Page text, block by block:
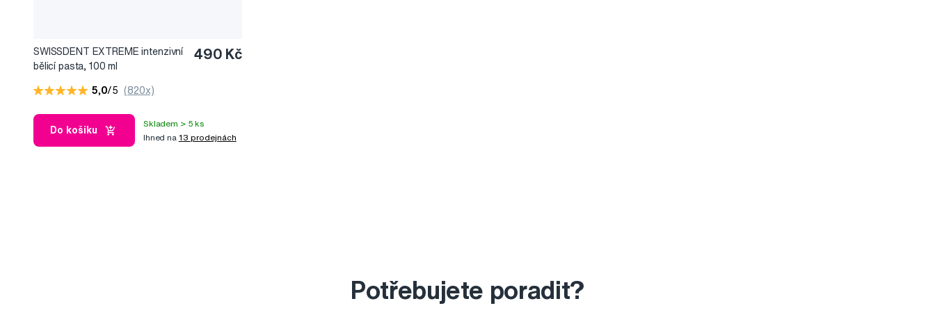
SWISSDENT EXTREME intenzivní
bělicí pasta, 100 ml
490 Kč
5,0/5 (820x)
Do košíku
Skladem > 5 ks
Ihned na 13 prodejnách
Potřebujete poradit?